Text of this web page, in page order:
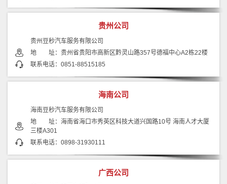
贵州公司
贵州豆秒汽车服务有限公司
地 址：贵州省贵阳市高新区黔灵山路357号德福中心A2栋22楼
联系电话：0851-88515185
海南公司
海南豆秒汽车服务有限公司
地 址：海南省海口市秀英区科技大道兴国路10号 海南人才大厦
三楼A301
联系电话：0898-31930111
广西公司